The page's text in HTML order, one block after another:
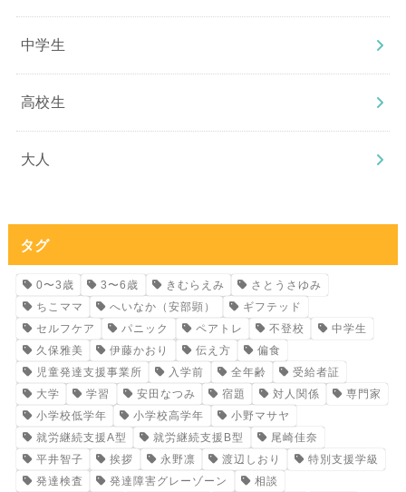
中学生
高校生
大人
タグ
0〜3歳 3〜6歳 きむらえみ
さとうさゆみ
ちこママ
へいなか（安部顕）
ギフテッド
セルフケア
パニック ペアトレ 不登校
中学生
久保雅美
伊藤かおり 伝え方
偏食
児童発達支援事業所
入学前 全年齢
受給者証
大学
学習 安田なつみ 宿題 対人関係
専門家
小学校低学年
小学校高学年
小野マサヤ
就労継続支援A型
就労継続支援B型
尾崎佳奈
平井智子
挨拶 永野凛 渡辺しおり
特別支援学級
発達検査
発達障害グレーゾーン
相談